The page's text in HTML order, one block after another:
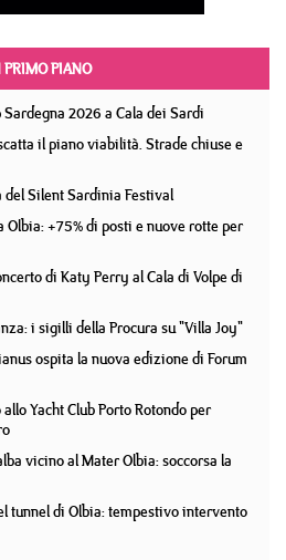
PIANO
2026 a Cala dei Sardi
il piano viabilità. Strade chiuse e
del Silent Sardinia Festival
+75% di posti e nuove rotte per
di Katy Perry al Cala di Volpe di
i sigilli della Procura su "Villa Joy"
ospita la nuova edizione di Forum
Yacht Club Porto Rotondo per
vicino al Mater Olbia: soccorsa la
tunnel di Olbia: tempestivo intervento